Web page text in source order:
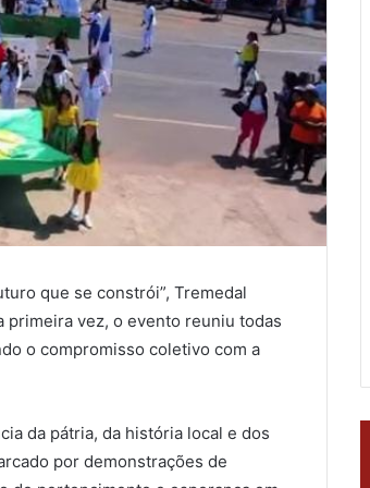
que se constrói”, Tremedal
vez, o evento reuniu todas
o compromisso coletivo com a
da pátria, da história local e dos
por demonstrações de